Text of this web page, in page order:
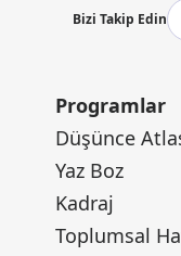
Bizi Takip Edin
Programlar
Düşünce
Yaz Boz
Kadraj
Toplumsal